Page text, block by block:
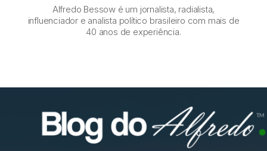
Alfredo Bessow é um jornalista, radialista,
influenciador e analista político brasileiro com mais de
40 anos de experiência.